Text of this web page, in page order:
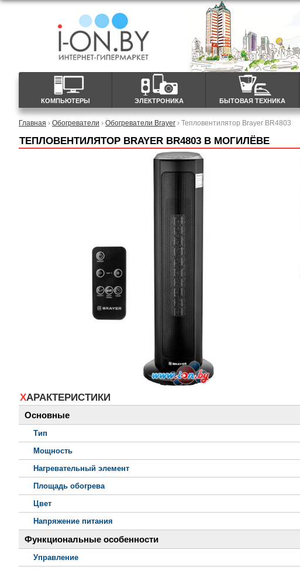
КОМПЬЮТЕРЫ ЭЛЕКТРОНИКА БЫТОВАЯ ТЕХНИКА
Главная › Обогреватели › Обогреватели Brayer › Тепловентилятор Brayer BR4803
ТЕПЛОВЕНТИЛЯТОР BRAYER BR4803 В МОГИЛЁВЕ
ХАРАКТЕРИСТИКИ
Основные
Тип
Мощность
Нагревательный элемент
Площадь обогрева
Цвет
Напряжение питания
Функциональные особенности
Управление